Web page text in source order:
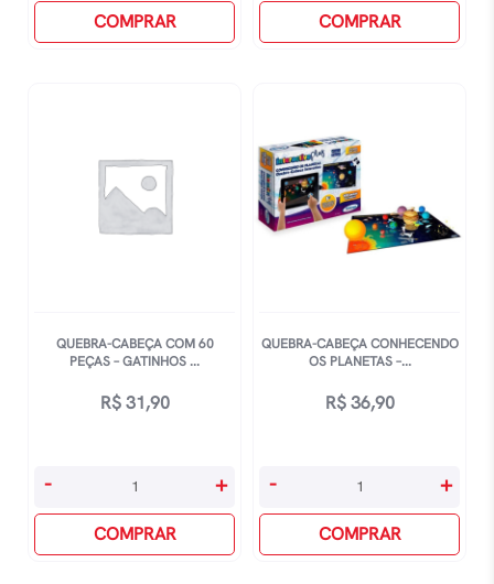
500
quantidade
COMPRAR
500
Sydney
quantidade
COMPRAR
QUEBRA-CABEÇA COM 60
PEÇAS – GATINHOS ...
R$31,90
Quebra-
60
- +
COMPRAR
QUEBRA-CABEÇA CONHECENDO
OS PLANETAS –...
R$36,90
Quebra-
Conhecendo
Os
- +
COMPRAR